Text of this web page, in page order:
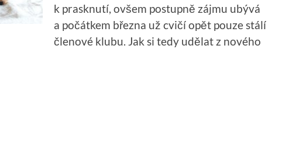
k prasknutí, ovšem postupně zájmu ubývá
a počátkem března už cvičí opět pouze stálí
členové klubu. Jak si tedy udělat z nového